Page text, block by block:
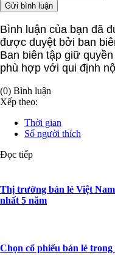
Gửi bình luận
Bình luận của bạn đã
được duyệt bởi ban
Ban biên tập giữ
phù hợp với qui định
(0) Bình luận
Xếp theo:
Thời gian
Số người thích
Đọc tiếp
Thị trường bán lẻ Việt
nhất 5 năm
Chọn cổ phiếu bán lẻ